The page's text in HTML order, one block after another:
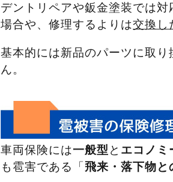
デントリペアや鈑金塗装では
場合や、修理するよりは交換し
基本的には新品のパーツに取
ん。
車両保険には一般型 と エコノミ
も雹害である「飛来・落下物と